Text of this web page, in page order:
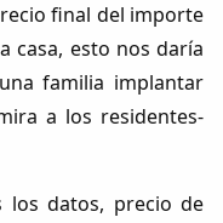
final del importe
casa, esto nos daría
familia implantar
a los residentes-
los datos, precio de